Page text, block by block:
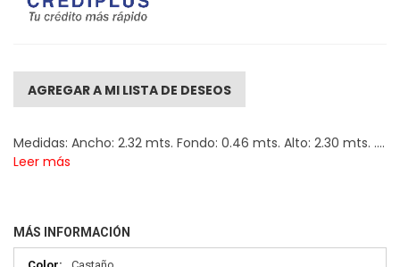
AGREGAR A MI LISTA DE DESEOS
Medidas: Ancho: 2.32 mts. Fondo: 0.46 mts. Alto: 2.30 mts. ....
Leer más
MÁS INFORMACIÓN